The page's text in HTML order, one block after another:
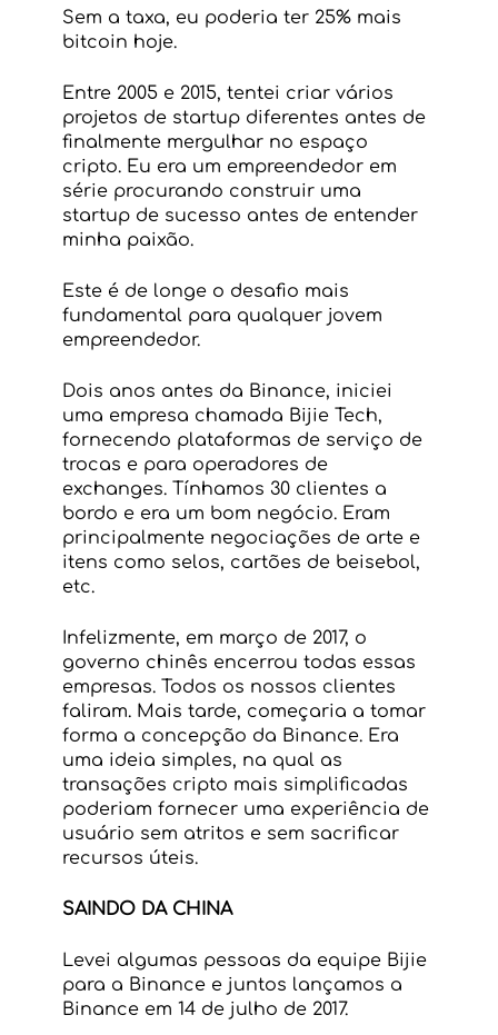
Sem a taxa, eu poderia ter 25% mais
bitcoin hoje.
Entre 2005 e 2015, tentei criar vários
projetos de startup diferentes antes de
finalmente mergulhar no espaço
cripto. Eu era um empreendedor em
série procurando construir uma
startup de sucesso antes de entender
minha paixão.
Este é de longe o desafio mais
fundamental para qualquer jovem
empreendedor.
Dois anos antes da Binance, iniciei
uma empresa chamada Bijie Tech,
fornecendo plataformas de serviço de
trocas e para operadores de
exchanges. Tínhamos 30 clientes a
bordo e era um bom negócio. Eram
principalmente negociações de arte e
itens como selos, cartões de beisebol,
etc.
Infelizmente, em março de 2017, o
governo chinês encerrou todas essas
empresas. Todos os nossos clientes
faliram. Mais tarde, começaria a tomar
forma a concepção da Binance. Era
uma ideia simples, na qual as
transações cripto mais simplificadas
poderiam fornecer uma experiência de
usuário sem atritos e sem sacrificar
recursos úteis.
SAINDO DA CHINA
Levei algumas pessoas da equipe Bijie
para a Binance e juntos lançamos a
Binance em 14 de julho de 2017.